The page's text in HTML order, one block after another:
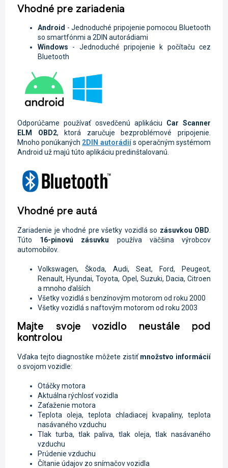
Vhodné pre zariadenia
Android - Jednoduché pripojenie pomocou Bluetooth
so smartfónmi a 2DIN autorádiami
Windows - Jednoduché pripojenie k počítaču cez
Bluetooth
Odporúčame používať osvedčenú aplikáciu Car Scanner
ELM OBD2, ktorá zaručuje bezproblémové pripojenie.
Mnoho ponúkaných 2DIN autorádiís operačným systémom
Android už majú túto aplikáciu predinštalovanú.
Vhodné pre autá
Zariadenie je vhodné pre všetky vozidlá so zásuvkou OBD
Túto 16-pinovú zásuvku používa väčšina výrobcov
automobilov.
Volkswagen, Škoda, Audi, Seat, Ford, Peugeot,
Renault, Hyundai, Toyota, Opel, Suzuki, Dacia, Citroen
a mnoho ďalších
Všetky vozidlá s benzínovým motorom od roku 2000
Všetky vozidlá s naftovým motorom od roku 2003
Majte svoje vozidlo neustále pod
kontrolou
Vďaka tejto diagnostike môžete zistiť množstvo informácií
o svojom vozidle:
Otáčky motora
Aktuálna rýchlosť vozidla
Zaťaženie motora
Teplota oleja, teplota chladiacej kvapaliny, teplota
nasávaného vzduchu
Tlak turba, tlak paliva, tlak oleja, tlak nasávaného
vzduchu
Prúdenie vzduchu
Čítanie údajov zo snímačov vozidla